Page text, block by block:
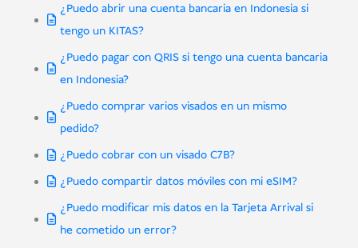
¿Puedo abrir una cuenta bancaria en Indonesia si
tengo un KITAS?
¿Puedo pagar con QRIS si tengo una cuenta bancaria
en Indonesia?
¿Puedo comprar varios visados en un mismo
pedido?
¿Puedo cobrar con un visado C7B?
¿Puedo compartir datos móviles con mi eSIM?
¿Puedo modificar mis datos en la Tarjeta Arrival si
he cometido un error?